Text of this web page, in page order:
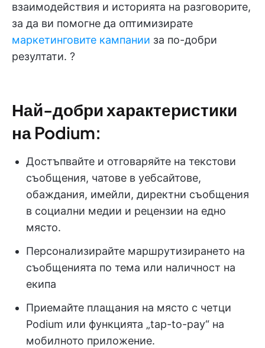
взаимодействия и историята на разговорите,
за да ви помогне да оптимизирате
маркетинговите кампании за по-добри
резултати. ?
Най-добри характеристики
на Podium:
Достъпвайте и отговаряйте на текстови
съобщения, чатове в уебсайтове,
обаждания, имейли, директни съобщения
в социални медии и рецензии на едно
място.
Персонализирайте маршрутизирането на
съобщенията по тема или наличност на
екипа
Приемайте плащания на място с четци
Podium или функцията „tap-to-pay“ на
мобилното приложение.